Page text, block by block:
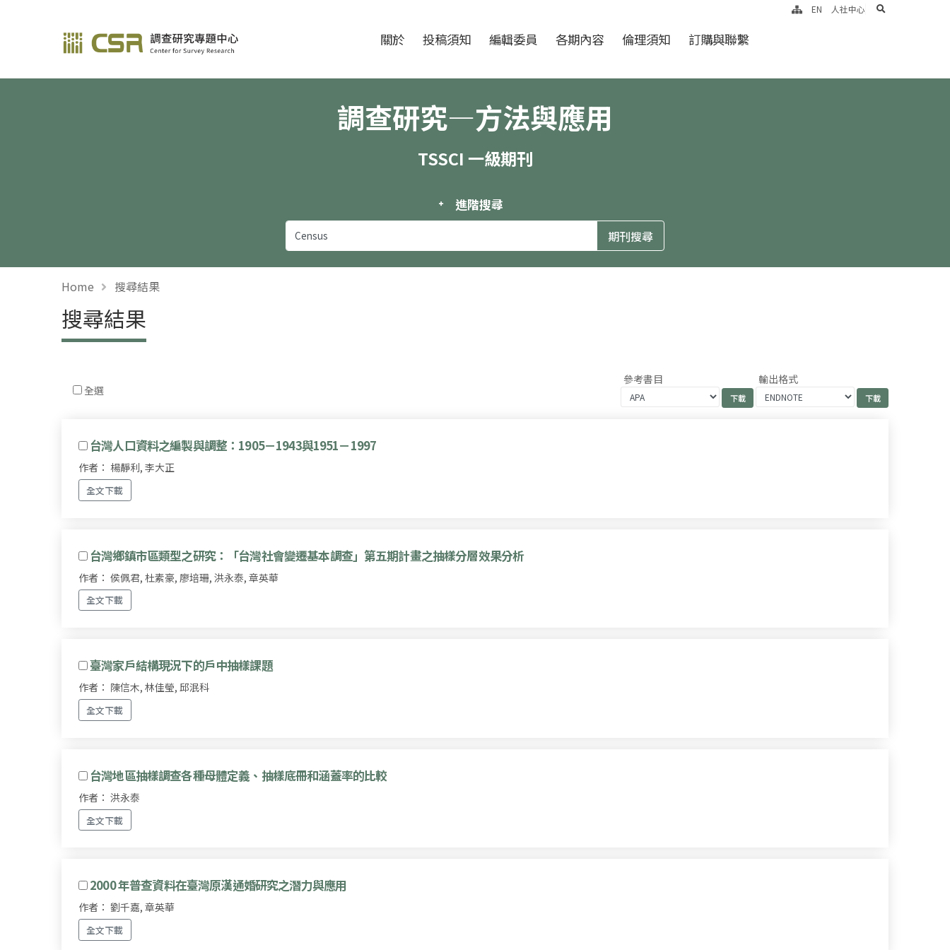
調查研究—方法與應用期刊 關於 投稿須知 編輯委員 各期內容 倫理須知 訂購與聯繫
EN 人社中心 search
調查研究—方法與應用
TSSCI 一級期刊
進階搜尋
Home 搜尋結果
搜尋結果
全選
參考書目 輸出格式
台灣人口資料之編製與調整：1905－1943與1951－1997
作者： 楊靜利, 李大正
全文下載
台灣鄉鎮市區類型之研究：「台灣社會變遷基本調查」第五期計畫之抽樣分層效果分析
作者： 侯佩君, 杜素豪, 廖培珊, 洪永泰, 章英華
全文下載
臺灣家戶結構現況下的戶中抽樣課題
作者： 陳信木, 林佳瑩, 邱泯科
全文下載
台灣地區抽樣調查各種母體定義、抽樣底冊和涵蓋率的比較
作者： 洪永泰
全文下載
2000 年普查資料在臺灣原漢通婚研究之潛力與應用
作者： 劉千嘉, 章英華
全文下載